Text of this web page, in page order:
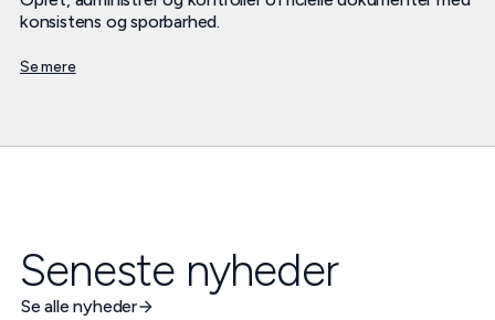
konsistens og sporbarhed.
Se mere
Seneste nyheder
Se alle nyheder